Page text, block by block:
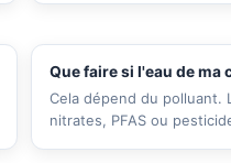
Que faire si l'eau de ma
Cela dépend du polluant.
nitrates, PFAS ou